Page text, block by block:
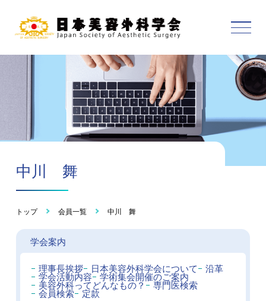
中川 舞
トップ 会員一覧 中川 舞
学会案内
理事長挨拶 日本美容外科学会について
沿革
学会活動内容
学術集会開催のご案内
美容外科ってどんなもの？
専門医検索
会員検索
定款